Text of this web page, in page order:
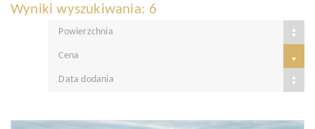
Wyniki wyszukiwania: 6
Powierzchnia
Cena
Data dodania